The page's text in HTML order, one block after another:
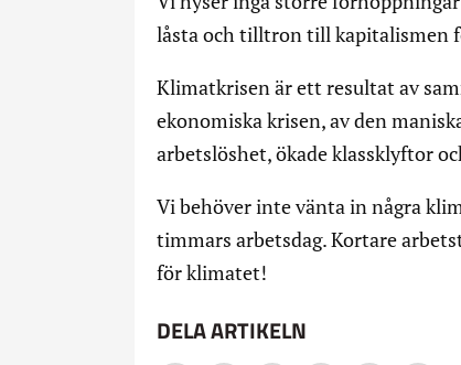
låsta och tilltron till kapitalismen
Klimatkrisen är ett resultat av
ekonomiska krisen, av den
arbetslöshet, ökade klassklyftor
Vi behöver inte vänta in några
timmars arbetsdag. Kortare
för klimatet!
DELA ARTIKELN